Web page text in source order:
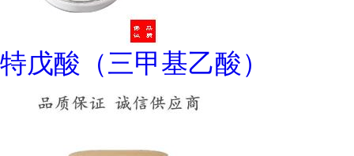
特戊酸（三甲基乙酸）